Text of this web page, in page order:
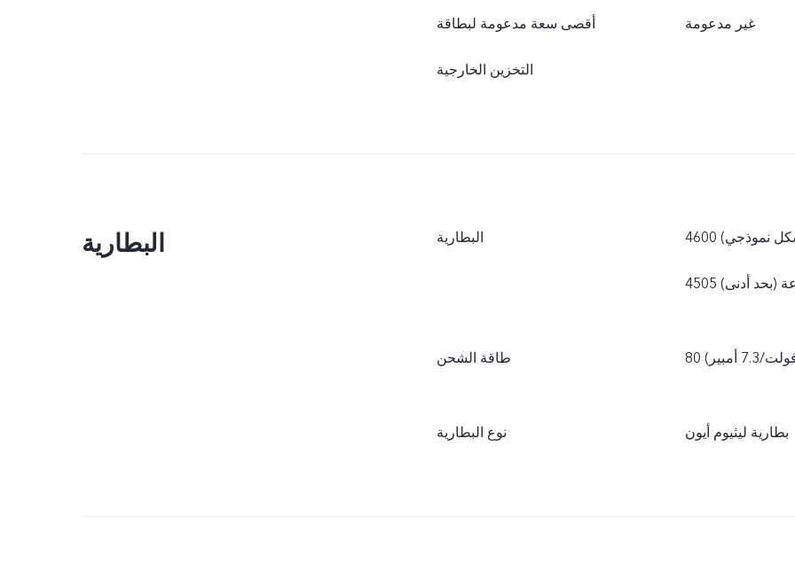
أقصى سعة مدعومة لبطاقة
التخزين الخارجية
غير مدعومة
البطارية البطارية نموذجي)
(بحد أدنى)
طاقة الشحن
نوع البطارية بطارية ليثيوم أيون